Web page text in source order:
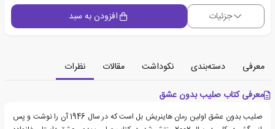
جزئیات افزودن به سبد
معرفی دسته‌بندی نکوداشت مقالات
نظرات
معرفی کتاب صلیب بدون عشق
صلیب بدون عشق اولین رمان هاینریش بل است که در سال 1946 آن را نوشت و پس